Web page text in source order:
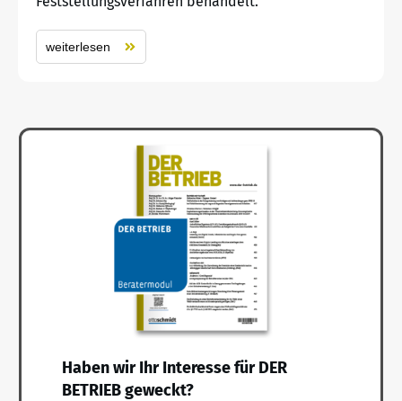
weiterlesen
Haben wir Ihr Interesse für DER
BETRIEB geweckt?